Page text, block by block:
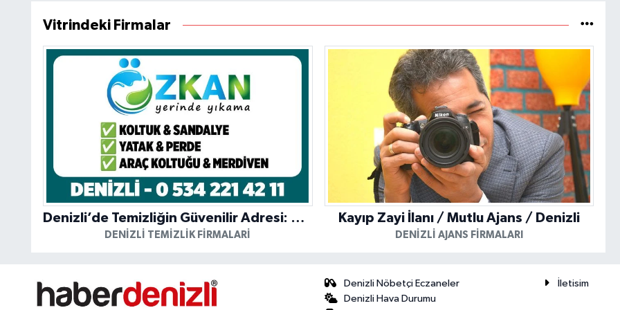
Vitrindeki Firmalar
Denizli’de Temizliğin Güvenilir Adresi: Özkan Yerinde Yıkama
DENIZLI TEMIZLIK FIRMALARI
Kayıp Zayi İlanı / Mutlu Ajans / Denizli
DENIZLI AJANS FIRMALARI
Denizli Nöbetçi Eczaneler
Denizli Hava Durumu
İletisim